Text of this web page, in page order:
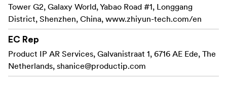
Tower G2, Galaxy World, Yabao Road #1, Longgang
District, Shenzhen, China, www.zhiyun-tech.com/en
EC Rep
Product IP AR Services, Galvanistraat 1, 6716 AE Ede, The
Netherlands, shanice@productip.com